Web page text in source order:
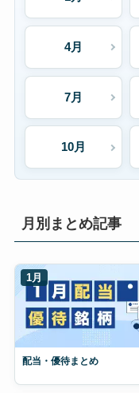
4月
7月
10月
月別まとめ記事
1月
配当・優待まとめ